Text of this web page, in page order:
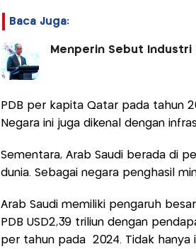
Baca Juga:
Menperin Sebut
PDB per kapita Qatar pada tahun
Negara ini juga dikenal dengan
Sementara, Arab Saudi berada di
dunia. Sebagai negara penghasil
Arab Saudi memiliki pengaruh
PDB USD2,39 triliun dengan
per tahun pada 2024. Tidak hanya